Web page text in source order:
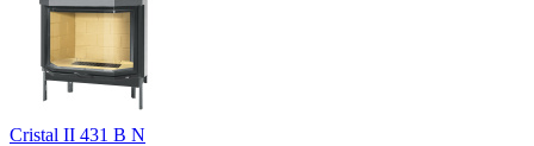
Cristal II 431 B N